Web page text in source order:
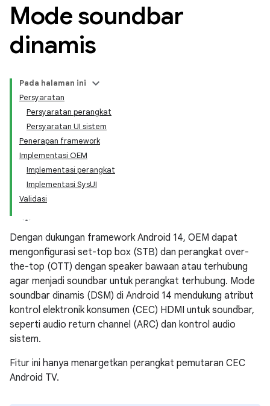
Mode soundbar
dinamis
Pada halaman ini
Persyaratan
Persyaratan perangkat
Persyaratan UI sistem
Penerapan framework
Implementasi OEM
Implementasi perangkat
Implementasi SysUI
Validasi
Dengan dukungan framework Android 14, OEM dapat
mengonfigurasi set-top box (STB) dan perangkat over-
the-top (OTT) dengan speaker bawaan atau terhubung
agar menjadi soundbar untuk perangkat terhubung. Mode
soundbar dinamis (DSM) di Android 14 mendukung atribut
kontrol elektronik konsumen (CEC) HDMI untuk soundbar,
seperti audio return channel (ARC) dan kontrol audio
sistem.
Fitur ini hanya menargetkan perangkat pemutaran CEC
Android TV.